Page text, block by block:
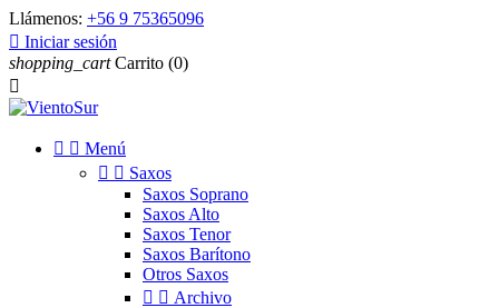
Llámenos: +56 9 75365096
 Iniciar sesión
shopping_cart Carrito (0)

  Menú
  Saxos
Saxos Soprano
Saxos Alto
Saxos Tenor
Saxos Barítono
Otros Saxos
  Archivo